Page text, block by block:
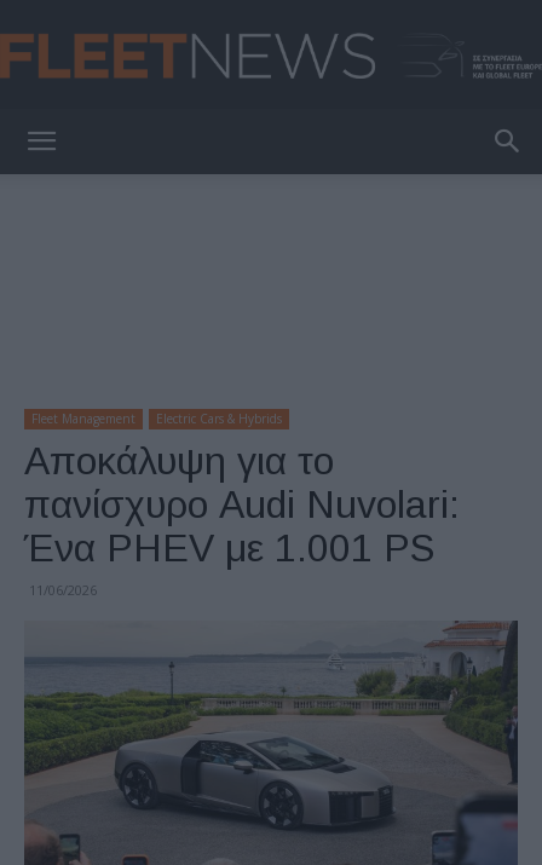
Fleet Management Electric Cars & Hybrids
Αποκάλυψη για το
πανίσχυρο Audi Nuvolari:
Ένα PHEV με 1.001 PS
11/06/2026